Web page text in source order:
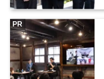
PR